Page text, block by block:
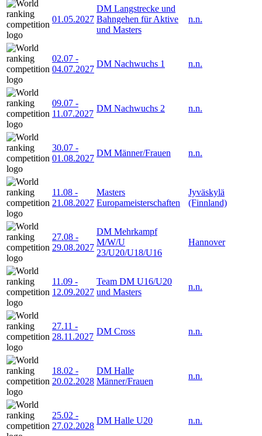
01.05.2027
DM Langstrecke und
Bahngehen für Aktive
und Masters
n.n.
02.07 -
04.07.2027
DM Nachwuchs 1 n.n.
09.07 -
11.07.2027
DM Nachwuchs 2 n.n.
30.07 -
01.08.2027
DM Männer/Frauen n.n.
11.08 -
21.08.2027
Masters
Europameisterschaften
Jyväskylä
(Finnland)
27.08 -
29.08.2027
DM Mehrkampf
M/W/U
23/U20/U18/U16
Hannover
11.09 -
12.09.2027
Team DM U16/U20
und Masters
n.n.
27.11 -
28.11.2027
DM Cross n.n.
18.02 -
20.02.2028
DM Halle
Männer/Frauen
n.n.
25.02 -
27.02.2028
DM Halle U20 n.n.